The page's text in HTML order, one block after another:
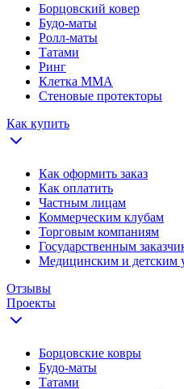
Борцовский ковер
Будо-маты
Ролл-маты
Татами
Ринг
Клетка ММА
Стеновые протекторы
Как купить
Как оформить заказ
Как оплатить
Частным лицам
Коммерческим клубам
Торговым компаниям
Государственным
Медицинским и детским
Отзывы
Проекты
Борцовские ковры
Будо-маты
Татами